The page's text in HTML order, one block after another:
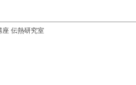
座 伝熱研究室